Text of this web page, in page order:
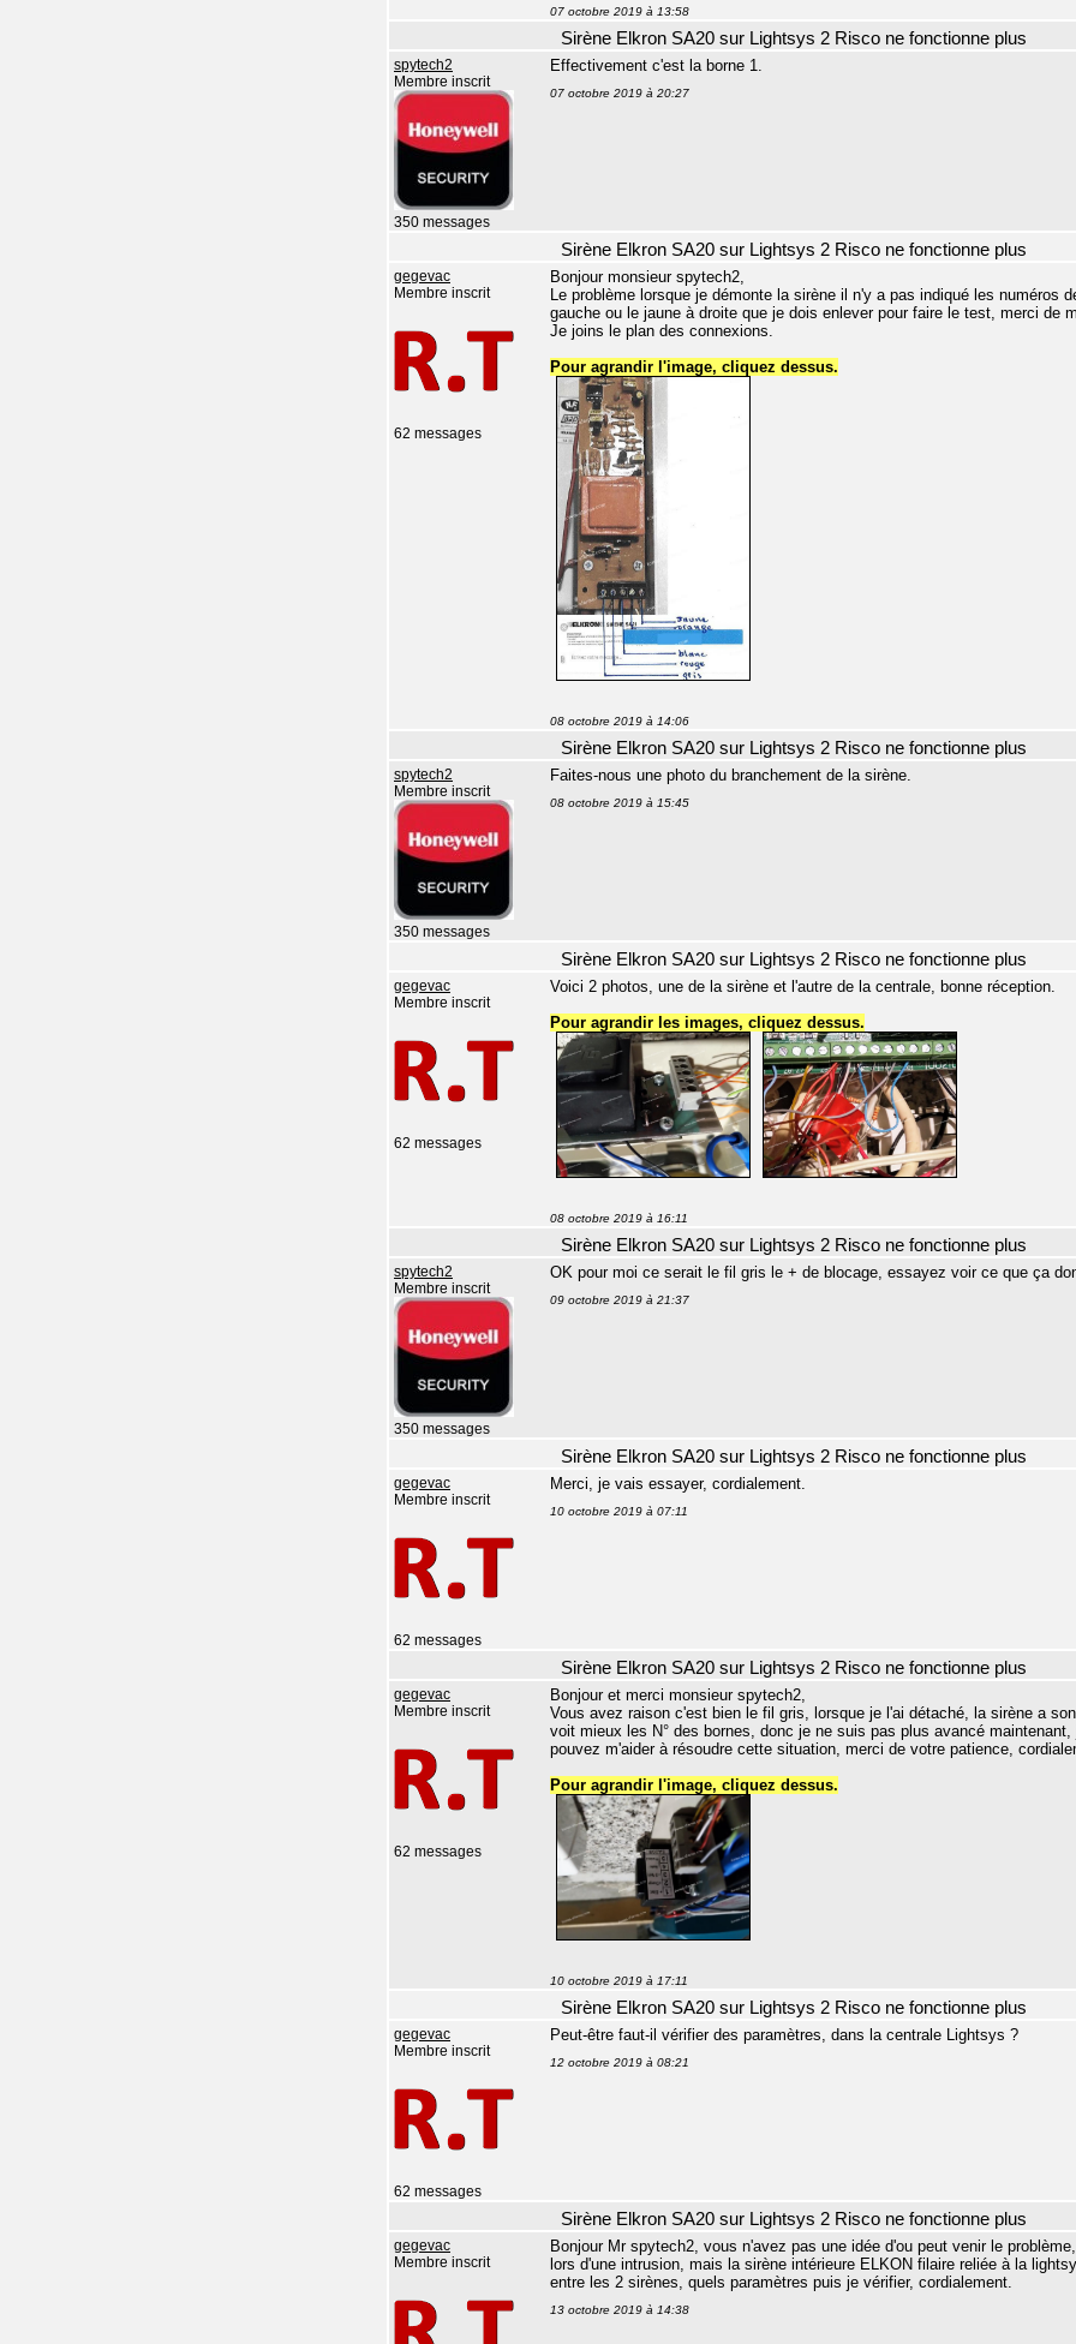
07 octobre 2019 à 13:58
Sirène Elkron SA20 sur Lightsys 2 Risco ne fonctionne plus
spytech2
Membre inscrit
350 messages
Effectivement c'est la borne 1.
07 octobre 2019 à 20:27
Sirène Elkron SA20 sur Lightsys 2 Risco ne fonctionne plus
gegevac
Membre inscrit
62 messages
Bonjour monsieur spytech2,
Le problème lorsque je démonte la sirène il n'y a pas indiqué les numéros
gauche ou le jaune à droite que je dois enlever pour faire le test, merci de
Je joins le plan des connexions.
Pour agrandir l'image, cliquez dessus.
08 octobre 2019 à 14:06
Sirène Elkron SA20 sur Lightsys 2 Risco ne fonctionne plus
spytech2
Membre inscrit
350 messages
Faites-nous une photo du branchement de la sirène.
08 octobre 2019 à 15:45
Sirène Elkron SA20 sur Lightsys 2 Risco ne fonctionne plus
gegevac
Membre inscrit
62 messages
Voici 2 photos, une de la sirène et l'autre de la centrale, bonne réception.
Pour agrandir les images, cliquez dessus.
08 octobre 2019 à 16:11
Sirène Elkron SA20 sur Lightsys 2 Risco ne fonctionne plus
spytech2
Membre inscrit
350 messages
OK pour moi ce serait le fil gris le + de blocage, essayez voir ce que ça
09 octobre 2019 à 21:37
Sirène Elkron SA20 sur Lightsys 2 Risco ne fonctionne plus
gegevac
Membre inscrit
62 messages
Merci, je vais essayer, cordialement.
10 octobre 2019 à 07:11
Sirène Elkron SA20 sur Lightsys 2 Risco ne fonctionne plus
gegevac
Membre inscrit
62 messages
Bonjour et merci monsieur spytech2,
Vous avez raison c'est bien le fil gris, lorsque je l'ai détaché, la sirène a
voit mieux les N° des bornes, donc je ne suis pas plus avancé
pouvez m'aider à résoudre cette situation, merci de votre patience,
Pour agrandir l'image, cliquez dessus.
10 octobre 2019 à 17:11
Sirène Elkron SA20 sur Lightsys 2 Risco ne fonctionne plus
gegevac
Membre inscrit
62 messages
Peut-être faut-il vérifier des paramètres, dans la centrale Lightsys ?
12 octobre 2019 à 08:21
Sirène Elkron SA20 sur Lightsys 2 Risco ne fonctionne plus
gegevac
Membre inscrit
Bonjour Mr spytech2, vous n'avez pas une idée d'ou peut venir le
lors d'une intrusion, mais la sirène intérieure ELKON filaire reliée à la
entre les 2 sirènes, quels paramètres puis je vérifier, cordialement.
13 octobre 2019 à 14:38